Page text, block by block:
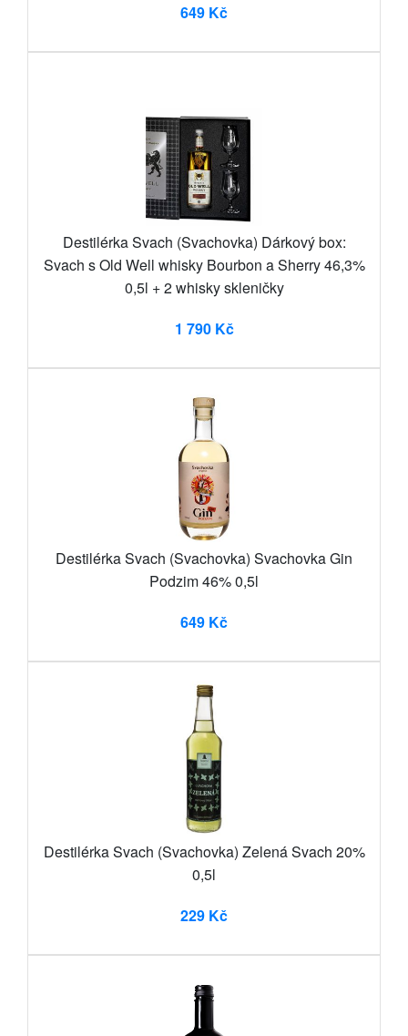
649 Kč
Destilérka Svach (Svachovka) Dárkový box:
Svach s Old Well whisky Bourbon a Sherry 46,3%
0,5l + 2 whisky skleničky
1 790 Kč
Destilérka Svach (Svachovka) Svachovka Gin
Podzim 46% 0,5l
649 Kč
Destilérka Svach (Svachovka) Zelená Svach 20%
0,5l
229 Kč